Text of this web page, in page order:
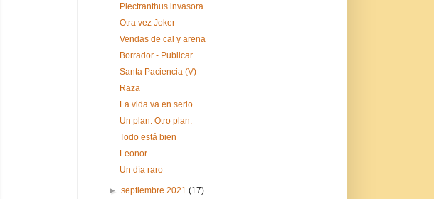
Plectranthus invasora
Otra vez Joker
Vendas de cal y arena
Borrador - Publicar
Santa Paciencia (V)
Raza
La vida va en serio
Un plan. Otro plan.
Todo está bien
Leonor
Un día raro
►septiembre 2021(17)